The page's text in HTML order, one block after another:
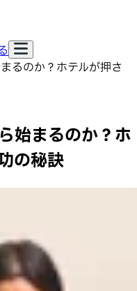
るのか？ホテルが押さ
始まるのか？ホ
の秘訣